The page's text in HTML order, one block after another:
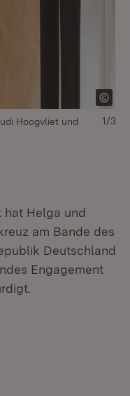
Hoogvliet und
1/3
hat Helga und
am Bande des
Deutschland
Engagement